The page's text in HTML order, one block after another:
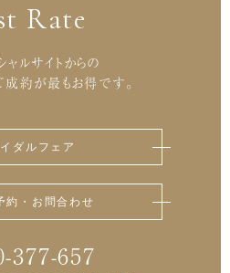
Rate
ャルサイトからの
成約が最もお得です。
ダルフェア
約・お問合わせ
377-657